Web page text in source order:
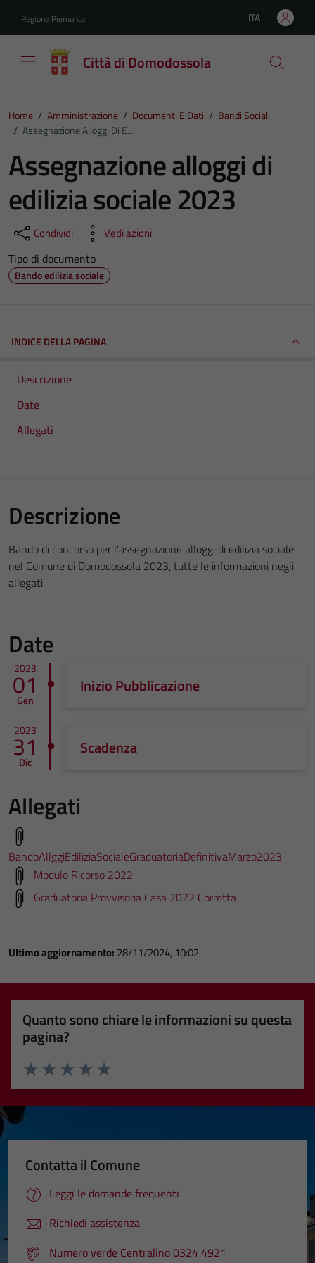
Regione Piemonte Lingua attiva:
ITA
Città di Domodossola
Home / Amministrazione / Documenti E Dati / Bandi Sociali
/ Assegnazione Alloggi Di E...
Assegnazione alloggi di
edilizia sociale 2023
Condividi Vedi azioni
Tipo di documento
Bando edilizia sociale
INDICE DELLA PAGINA
Descrizione
Date
Allegati
Descrizione
Bando di concorso per l'assegnazione alloggi di edilizia sociale
nel Comune di Domodossola 2023, tutte le informazioni negli
allegati.
Date
2023
01
Gen
Inizio Pubblicazione
2023
31
Dic
Scadenza
Allegati
BandoAllggiEdiliziaSocialeGraduatoriaDefinitivaMarzo2023
Modulo Ricorso 2022
Graduatoria Provvisoria Casa 2022 Corretta
Ultimo aggiornamento: 28/11/2024, 10:02
Quanto sono chiare le informazioni su questa
pagina?
Valuta 5 stelle su 5
Valuta 4 stelle su 5
Valuta 3 stelle su 5
Valuta 2 stelle su 5
Valuta 1 stelle su 5
Contatta il Comune
Leggi le domande frequenti
Richiedi assistenza
Numero verde Centralino 0324 4921